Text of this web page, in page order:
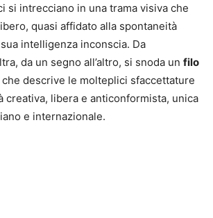
si intrecciano in una trama visiva che
quasi affidato alla spontaneità
intelligenza inconscia. Da
da un segno all’altro, si snoda un filo
che descrive le molteplici sfaccettature
creativa, libera e anticonformista, unica
e internazionale.